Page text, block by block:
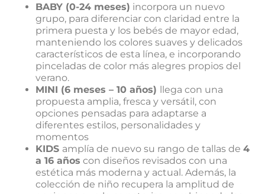
BABY (0-24 meses) incorpora un nuevo
grupo, para diferenciar con claridad entre la
primera puesta y los bebés de mayor edad,
manteniendo los colores suaves y delicados
característicos de esta línea, e incorporando
pinceladas de color más alegres propios del
verano.
MINI (6 meses – 10 años) llega con una
propuesta amplia, fresca y versátil, con
opciones pensadas para adaptarse a
diferentes estilos, personalidades y
momentos
KIDS amplía de nuevo su rango de tallas de 4
a 16 años con diseños revisados con una
estética más moderna y actual. Además, la
colección de niño recupera la amplitud de